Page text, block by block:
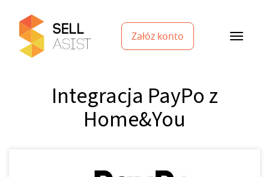
Załóż konto
Integracja PayPo z
Home&You